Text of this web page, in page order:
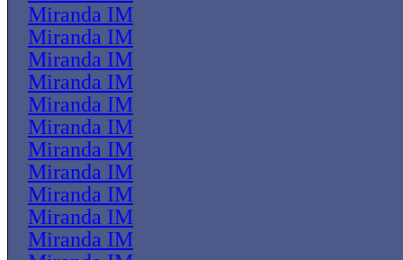
Miranda IM
Miranda IM
Miranda IM
Miranda IM
Miranda IM
Miranda IM
Miranda IM
Miranda IM
Miranda IM
Miranda IM
Miranda IM